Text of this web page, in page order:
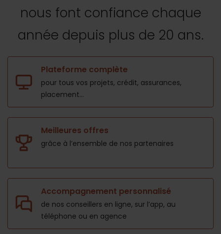
nous font confiance chaque
année depuis plus de 20 ans.
Plateforme complète
pour tous vos projets, crédit, assurances,
placement...
Meilleures offres
grâce à l’ensemble de nos partenaires
Accompagnement personnalisé
de nos conseillers en ligne, sur l’app, au
téléphone ou en agence